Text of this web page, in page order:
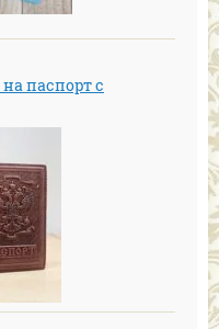
паспорт с